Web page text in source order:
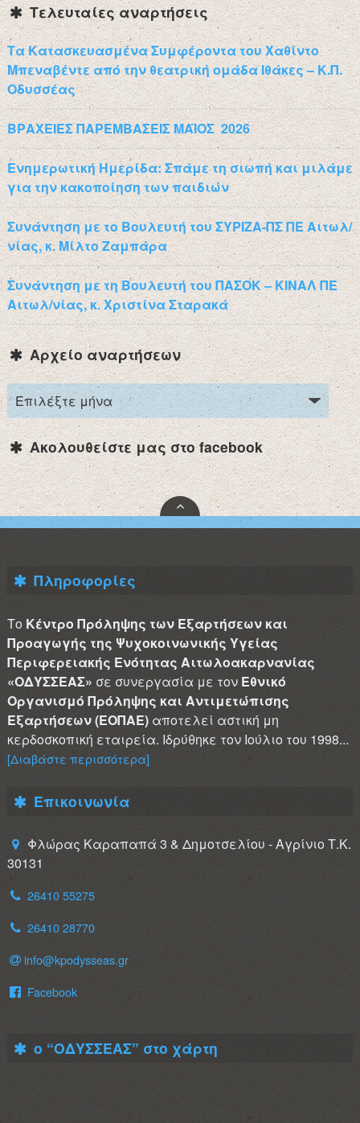
Τελευταίες αναρτήσεις
Τα Κατασκευασμένα Συμφέροντα του Χαθίντο
Μπεναβέντε από την θεατρική ομάδα Ιθάκες – Κ.Π.
Οδυσσέας
ΒΡΑΧΕΙΕΣ ΠΑΡΕΜΒΑΣΕΙΣ ΜΑΪΟΣ 2026
Ενημερωτική Ημερίδα: Σπάμε τη σιωπή και μιλάμε
για την κακοποίηση των παιδιών
Συνάντηση με το Βουλευτή του ΣΥΡΙΖΑ-ΠΣ ΠΕ Αιτωλ/
νίας, κ. Μίλτο Ζαμπάρα
Συνάντηση με τη Βουλευτή του ΠΑΣΟΚ – ΚΙΝΑΛ ΠΕ
Αιτωλ/νίας, κ. Χριστίνα Σταρακά
Αρχείο αναρτήσεων
Ακολουθείστε μας στο facebook
Πληροφορίες
Το Κέντρο Πρόληψης των Εξαρτήσεων και
Προαγωγής της Ψυχοκοινωνικής Υγείας
Περιφερειακής Ενότητας Αιτωλοακαρνανίας
«ΟΔΥΣΣΕΑΣ» σε συνεργασία με τον Εθνικό
Οργανισμό Πρόληψης και Αντιμετώπισης
Εξαρτήσεων (ΕΟΠΑΕ)αποτελεί αστική μη
κερδοσκοπική εταιρεία. Ιδρύθηκε τον Ιούλιο του 1998...
[Διαβάστε περισσότερα]
Επικοινωνία
Φλώρας Καραπαπά 3 & Δημοτσελίου - Αγρίνιο Τ.Κ.
30131
26410 55275
26410 28770
info@kpodysseas.gr
Facebook
ο “ΟΔΥΣΣΕΑΣ” στο χάρτη